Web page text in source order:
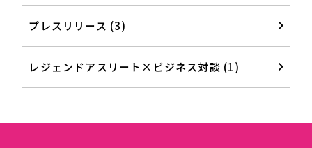
プレスリリース (3)
レジェンドアスリート×ビジネス対談 (1)